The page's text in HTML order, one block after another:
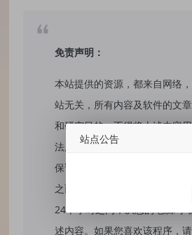
免责声明：
本站提供的资源，都来自网络
站无关，所有内容及软件的文
和研究目的。不得将上述内容
法用途，否则，一切后果请用
保证内容的长久可用性，通过
之而来的风险与本站无关，您
24个小时之内，从您的电脑/手
述内容。如果您喜欢该程序，
站点公告